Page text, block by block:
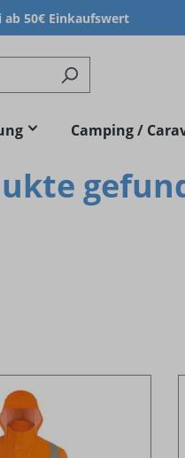
ab 50€ Einkaufswert
Camping /